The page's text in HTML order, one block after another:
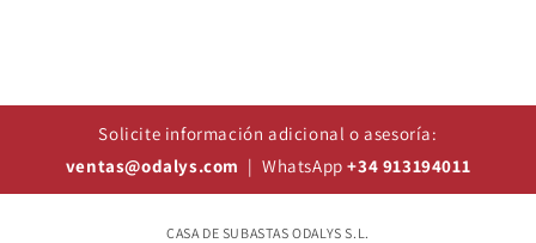
Solicite información adicional o asesoría:
ventas@odalys.com | WhatsApp+34 913194011
CASA DE SUBASTAS ODALYS S.L.